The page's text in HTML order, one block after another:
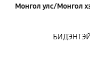
Монгол улс/Монгол